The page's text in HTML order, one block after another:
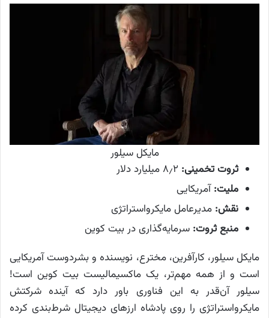
مایکل سیلور
ثروت تخمینی: ۸٫۲ میلیارد دلار
ملیت:آمریکایی
نقش: مدیرعامل مایکرواستراتژی
منبع ثروت: سرمایه‌گذاری در بیت کوین
مایکل سیلور، کارآفرین، مخترع، نویسنده و بشردوست آمریکایی
است و از همه مهم‌تر، یک ماکسیمالیست بیت کوین است!
سیلور آن‌قدر به این فناوری باور دارد که آینده شرکتش
مایکرواستراتژی را روی پادشاه ارزهای دیجیتال شرط‌بندی کرده